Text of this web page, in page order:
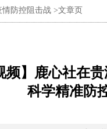
情防控阻击战 >文章页
频】鹿心社在
科学精准